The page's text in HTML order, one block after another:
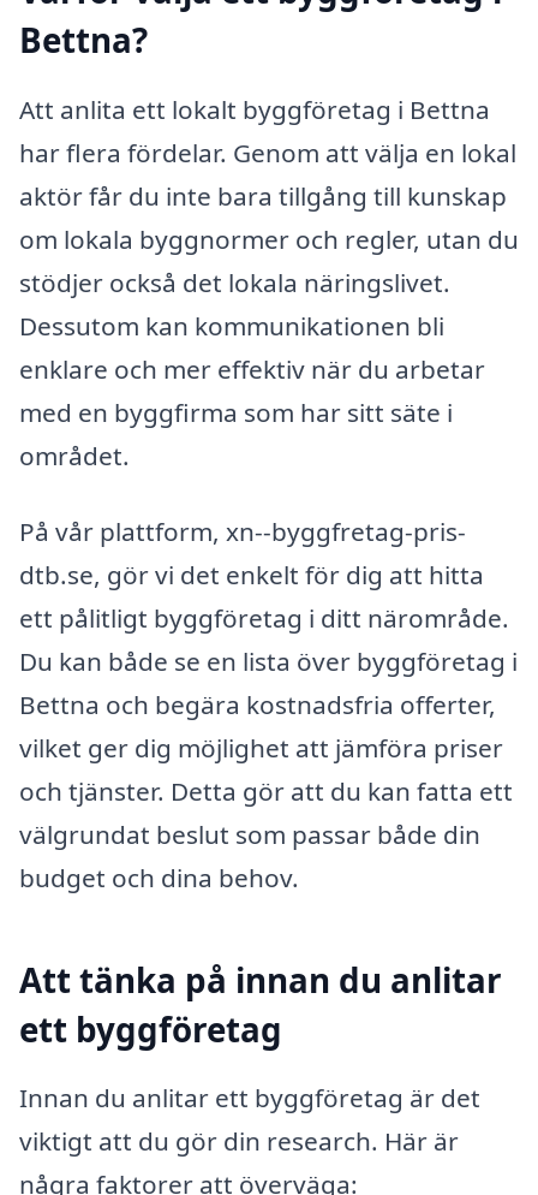
Bettna?
Att anlita ett lokalt byggföretag i Bettna
har flera fördelar. Genom att välja en lokal
aktör får du inte bara tillgång till kunskap
om lokala byggnormer och regler, utan du
stödjer också det lokala näringslivet.
Dessutom kan kommunikationen bli
enklare och mer effektiv när du arbetar
med en byggfirma som har sitt säte i
området.
På vår plattform, xn--byggfretag-pris-
dtb.se, gör vi det enkelt för dig att hitta
ett pålitligt byggföretag i ditt närområde.
Du kan både se en lista över byggföretag i
Bettna och begära kostnadsfria offerter,
vilket ger dig möjlighet att jämföra priser
och tjänster. Detta gör att du kan fatta ett
välgrundat beslut som passar både din
budget och dina behov.
Att tänka på innan du anlitar
ett byggföretag
Innan du anlitar ett byggföretag är det
viktigt att du gör din research. Här är
några faktorer att överväga: